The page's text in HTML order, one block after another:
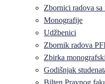
Zbornici radova sa
Monografije
Udžbenici
Zbornik radova
Zbirka
Godišnjak
Bilten Pravnog